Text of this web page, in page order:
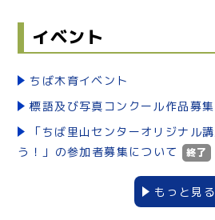
イベント
ちば木育イベント
標語及び写真コンクール作品募集
「ちば里山センターオリジナル
う！」の参加者募集について
終了
もっと見る